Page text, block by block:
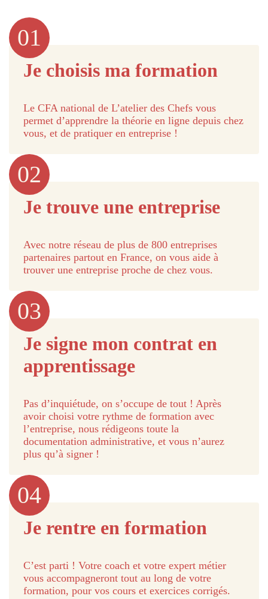
01
Je choisis ma formation
Le CFA national de L’atelier des Chefs vous
permet d’apprendre la théorie en ligne depuis chez
vous, et de pratiquer en entreprise !
02
Je trouve une entreprise
Avec notre réseau de plus de 800 entreprises
partenaires partout en France, on vous aide à
trouver une entreprise proche de chez vous.
03
Je signe mon contrat en
apprentissage
Pas d’inquiétude, on s’occupe de tout ! Après
avoir choisi votre rythme de formation avec
l’entreprise, nous rédigeons toute la
documentation administrative, et vous n’aurez
plus qu’à signer !
04
Je rentre en formation
C’est parti ! Votre coach et votre expert métier
vous accompagneront tout au long de votre
formation, pour vos cours et exercices corrigés.